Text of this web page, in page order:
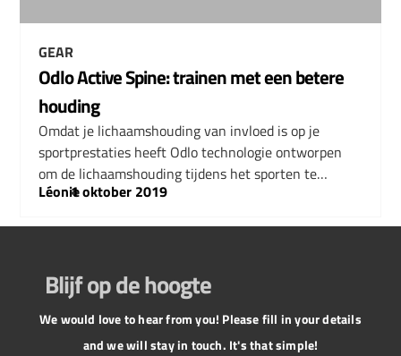
GEAR
Odlo Active Spine: trainen met een betere
houding
Omdat je lichaamshouding van invloed is op je
sportprestaties heeft Odlo technologie ontworpen
om de lichaamshouding tijdens het sporten te…
Léonie
–
1 oktober 2019
Blijf op de hoogte
We would love to hear from you! Please fill in your details
and we will stay in touch. It's that simple!